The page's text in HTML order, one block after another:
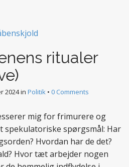
ritualer
2024in Politik • 0 Comments
mig for frimurere og
spørgsmål: Har
Hvordan har de det?
Hvor tæt arbejder nogen